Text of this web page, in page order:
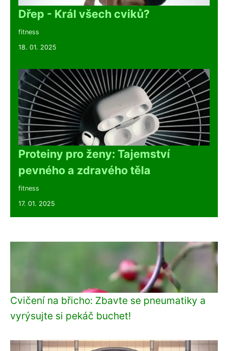
Dřep - Král všech cviků?
fitness
18. 01. 2025
Proteiny pro ženy: Tajemství
pevného a zdravého těla
fitness
17. 01. 2025
Cvičení na břicho: Zbavte se pneumatiky a
vyrýsujte si pekáč buchet!